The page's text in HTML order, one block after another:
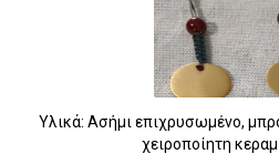
Υλικά: Ασήμι επιχρυσωμένο,
χειροποίητη